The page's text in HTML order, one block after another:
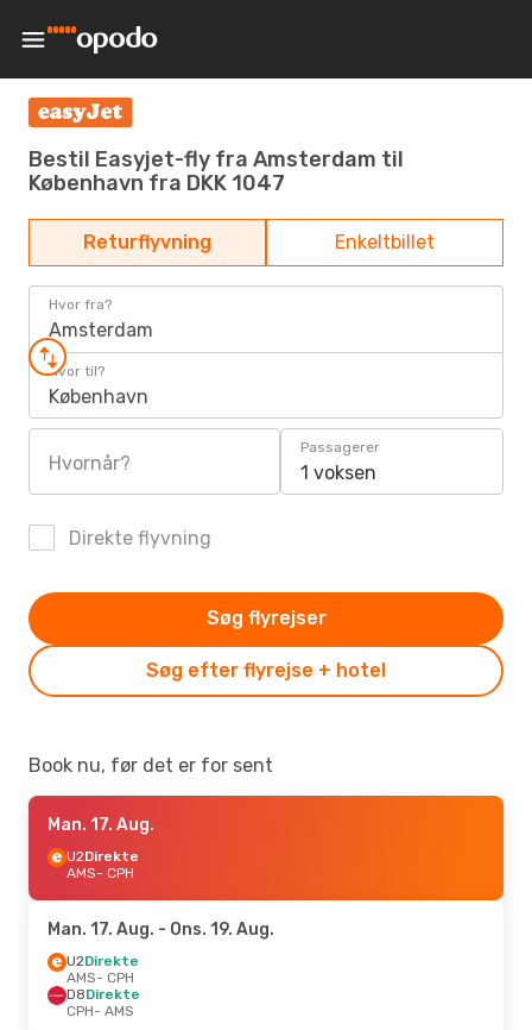
Bestil Easyjet-fly fra Amsterdam til
København fra DKK 1047
Returflyvning Enkeltbillet
Hvor fra?
Amsterdam
Hvor til?
København
Hvornår?
Passagerer
1 voksen
Direkte flyvning
Søg efter flyrejse + hotel
Søg flyrejser
Book nu, før det er for sent
Man. 17. Aug.
U2Direkte
AMS- CPH
Man. 17. Aug. - Ons. 19. Aug.
U2Direkte
AMS- CPH
D8Direkte
CPH- AMS